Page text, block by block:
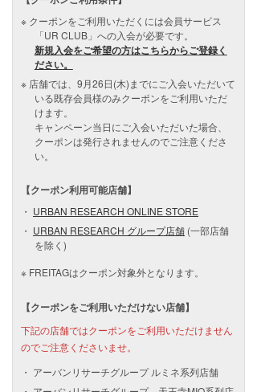
クーポンをご利用いただくには会員サービス
「UR CLUB」への入会が必要です。
新規入会をご希望の方はこちらからご登録く
ださい。
店舗では、9月26日(木)までにご入会いただいて
いる既存会員様のみクーポンをご利用いただ
けます。
キャンペーン当日にご入会いただいた場合、
クーポンは発行されませんのでご注意くださ
い。
【クーポン利用可能店舗】
URBAN RESEARCH ONLINE STORE
URBAN RESEARCH グループ店舗 (一部店舗
を除く)
※ FREITAGはクーポン対象外となります。
【クーポンをご利用いただけない店舗】
下記の店舗ではクーポンをご利用いただけません
のでご注意くださいませ。
アーバンリサーチグループ ルミネ系列店舗